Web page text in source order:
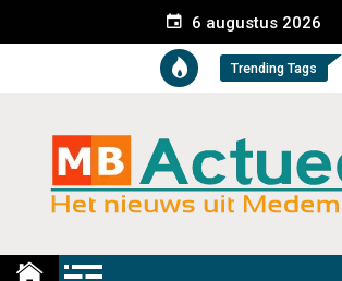
e
6 augustus 2026
Trending Tags
Medemblik